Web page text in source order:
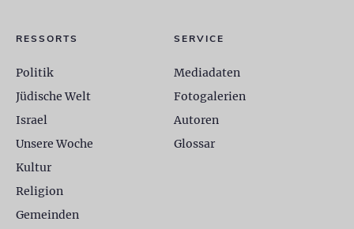
RESSORTS
Politik
Jüdische Welt
Israel
Unsere Woche
Kultur
Religion
Gemeinden
SERVICE
Mediadaten
Fotogalerien
Autoren
Glossar